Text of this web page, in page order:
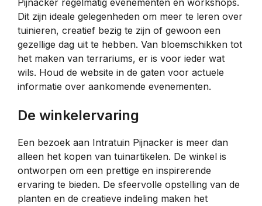
Pijnacker regelmatig evenementen en workshops.
Dit zijn ideale gelegenheden om meer te leren over
tuinieren, creatief bezig te zijn of gewoon een
gezellige dag uit te hebben. Van bloemschikken tot
het maken van terrariums, er is voor ieder wat
wils. Houd de website in de gaten voor actuele
informatie over aankomende evenementen.
De winkelervaring
Een bezoek aan Intratuin Pijnacker is meer dan
alleen het kopen van tuinartikelen. De winkel is
ontworpen om een prettige en inspirerende
ervaring te bieden. De sfeervolle opstelling van de
planten en de creatieve indeling maken het